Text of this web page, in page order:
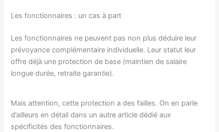
Les fonctionnaires : un cas à part
Les fonctionnaires ne peuvent pas non plus déduire leur
prévoyance complémentaire individuelle. Leur statut leur
offre déjà une protection de base (maintien de salaire
longue durée, retraite garantie).
Mais attention, cette protection a des failles. On en parle
d’ailleurs en détail dans un autre article dédié aux
spécificités des fonctionnaires.